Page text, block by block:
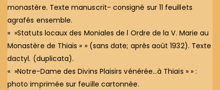
monastère. Texte manuscrit- consigné sur 11 feuillets
agrafés ensemble.
« »Statuts locaux des Moniales de l Ordre de la V. Marie au
Monastère de Thiais » » (sans date; après août 1932). Texte
dactyl. (duplicata).
« »Notre-Dame des Divins Plaisirs vénérée…à Thiais » » :
photo imprimée sur feuille cartonnée.